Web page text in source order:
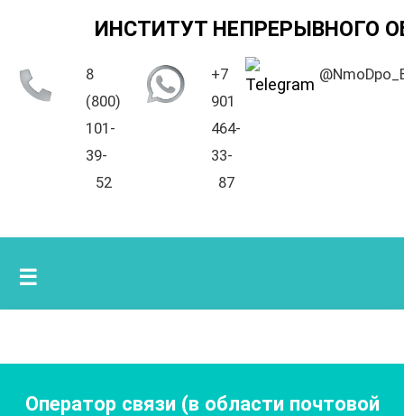
ИНСТИТУТ НЕПРЕРЫВНОГО
8
(800)
101-
39-
52
+7
901
464-
33-
87
☰
Оператор связи (в области почтовой